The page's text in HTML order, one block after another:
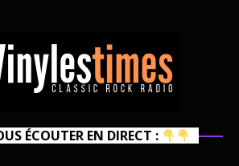
ÉCOUTER EN DIRECT :